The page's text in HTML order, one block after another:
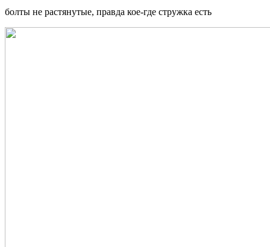
болты не растянутые, правда кое-где стружка есть